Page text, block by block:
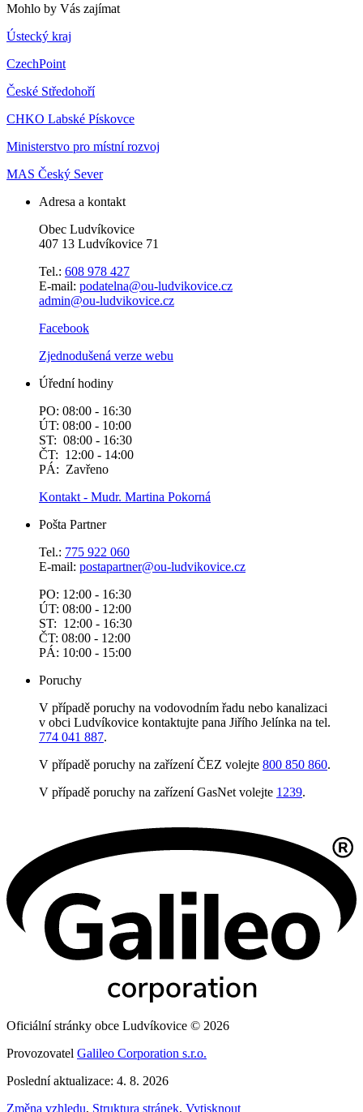
Mohlo by Vás zajímat
Ústecký kraj
CzechPoint
České Středohoří
CHKO Labské Pískovce
Ministerstvo pro místní rozvoj
MAS Český Sever
Adresa a kontakt
Obec Ludvíkovice
407 13 Ludvíkovice 71
Tel.: 608 978 427
E-mail: podatelna@ou-ludvikovice.cz
admin@ou-ludvikovice.cz
Facebook
Zjednodušená verze webu
Úřední hodiny
PO: 08:00 - 16:30
ÚT: 08:00 - 10:00
ST: 08:00 - 16:30
ČT: 12:00 - 14:00
PÁ: Zavřeno
Kontakt - Mudr. Martina Pokorná
Pošta Partner
Tel.: 775 922 060
E-mail: postapartner@ou-ludvikovice.cz
PO: 12:00 - 16:30
ÚT: 08:00 - 12:00
ST: 12:00 - 16:30
ČT: 08:00 - 12:00
PÁ: 10:00 - 15:00
Poruchy
V případě poruchy na vodovodním řadu nebo kanalizaci
v obci Ludvíkovice kontaktujte pana Jiřího Jelínka na tel.
774 041 887.
V případě poruchy na zařízení ČEZ volejte 800 850 860.
V případě poruchy na zařízení GasNet volejte 1239.
Oficiální stránky obce Ludvíkovice © 2026
Provozovatel Galileo Corporation s.r.o.
Poslední aktualizace: 4. 8. 2026
Změna vzhledu, Struktura stránek, Vytisknout